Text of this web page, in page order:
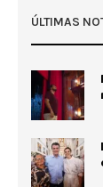
ÚLTIMAS